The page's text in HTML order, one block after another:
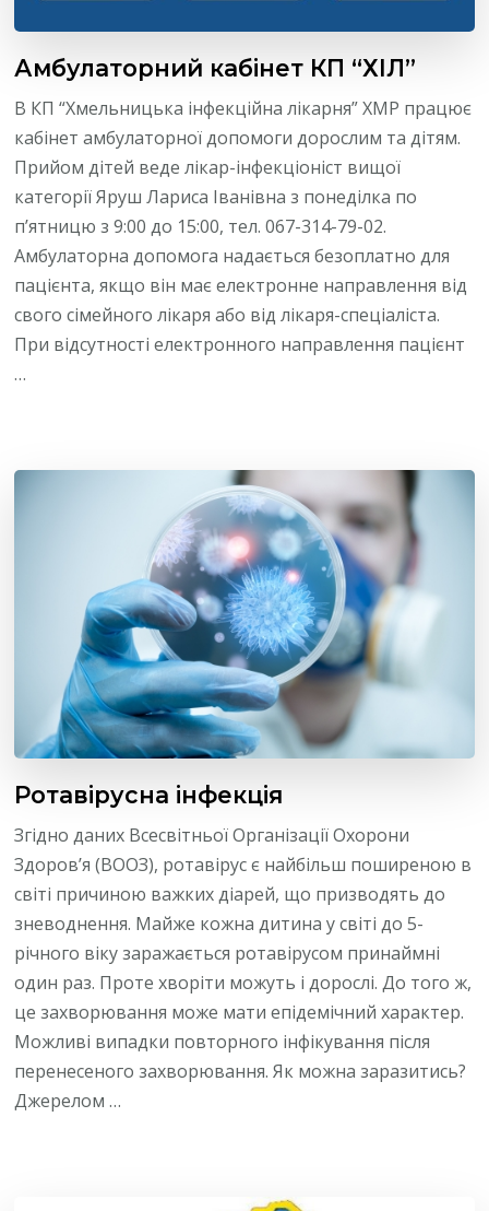
Амбулаторний кабінет КП “ХІЛ”
В КП “Хмельницька інфекційна лікарня” ХМР працює
кабінет амбулаторної допомоги дорослим та дітям.
Прийом дітей веде лікар-інфекціоніст вищої
категорії Яруш Лариса Іванівна з понеділка по
п’ятницю з 9:00 до 15:00, тел. 067-314-79-02.
Амбулаторна допомога надається безоплатно для
пацієнта, якщо він має електронне направлення від
свого сімейного лікаря або від лікаря-спеціаліста.
При відсутності електронного направлення пацієнт
…
Ротавірусна інфекція
Згідно даних Всесвітньої Організації Охорони
Здоров’я (ВООЗ), ротавірус є найбільш поширеною в
світі причиною важких діарей, що призводять до
зневоднення. Майже кожна дитина у світі до 5-
річного віку заражається ротавірусом принаймні
один раз. Проте хворіти можуть і дорослі. До того ж,
це захворювання може мати епідемічний характер.
Можливі випадки повторного інфікування після
перенесеного захворювання. Як можна заразитись?
Джерелом …